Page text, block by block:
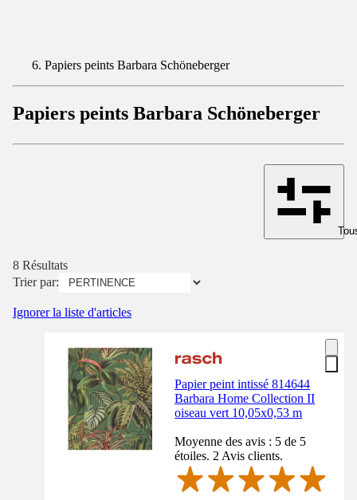
Papiers peints Barbara Schöneberger
Papiers peints Barbara Schöneberger
8 Résultats
Trier par:
Ignorer la liste d'articles
Papier peint intissé 814644
Barbara Home Collection II
oiseau vert 10,05x0,53 m
Moyenne des avis : 5 de 5
étoiles. 2 Avis clients.